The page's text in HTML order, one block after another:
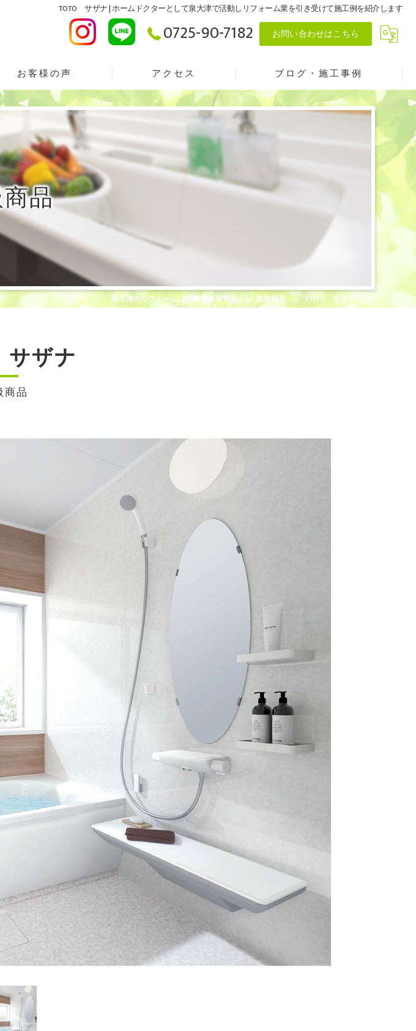
TOTO サザナ | ホームドクターとして泉大津で活動しリフォーム業を引き受けて施工例を紹介します
0725-90-7182 お問い合わせはこちら
お客様の声 アクセス ブログ・施工事例
品
泉大津のリフォームは北﨑建築研究会 取扱商品 TOTO サザナ
商品
ザナ